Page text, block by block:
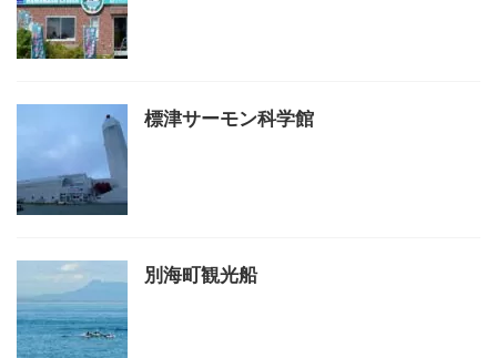
標津サーモン科学館
別海町観光船